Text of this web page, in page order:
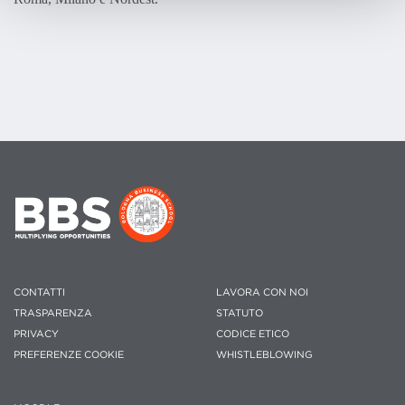
CONTATTI
TRASPARENZA
PRIVACY
PREFERENZE COOKIE
LAVORA CON NOI
STATUTO
CODICE ETICO
WHISTLEBLOWING